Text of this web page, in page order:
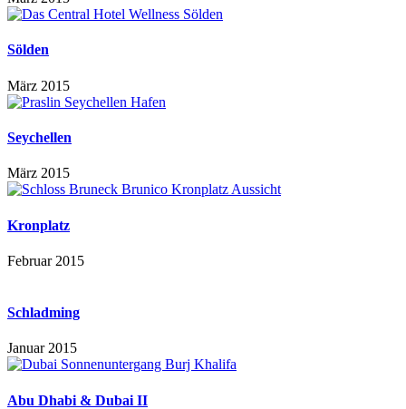
Sölden
März 2015
Seychellen
März 2015
Kronplatz
Februar 2015
Schladming
Januar 2015
Abu Dhabi & Dubai II